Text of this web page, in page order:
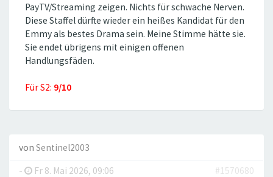
PayTV/Streaming zeigen. Nichts für schwache Nerven.
Diese Staffel dürfte wieder ein heißes Kandidat für den
Emmy als bestes Drama sein. Meine Stimme hätte sie.
Sie endet übrigens mit einigen offenen
Handlungsfäden.
Für S2: 9/10
von Sentinel2003
-
Fr 8. Mai 2026, 09:06 #1570680